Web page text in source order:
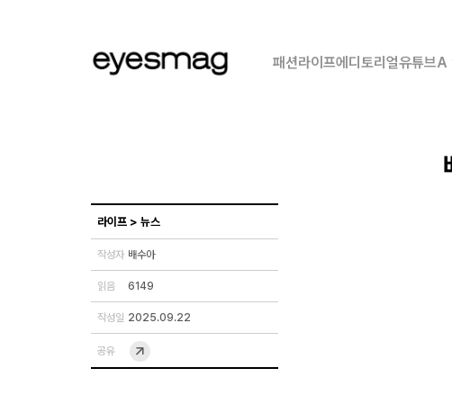
패션라이프에디토리얼유튜브A
라이프 > 뉴스
작성자 배수아
읽음 6149
작성일 2025.09.22
공유